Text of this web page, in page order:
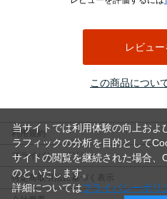
この商品につい
レビュー
利用規約
プライバシーポリシー
特定商取引法に基づく表示
当サイトでは利用体験の向上およ
ラフィックの分析を目的として
サイトの閲覧を継続された場合、
のといたします。
詳細についてはプライバシーポリ